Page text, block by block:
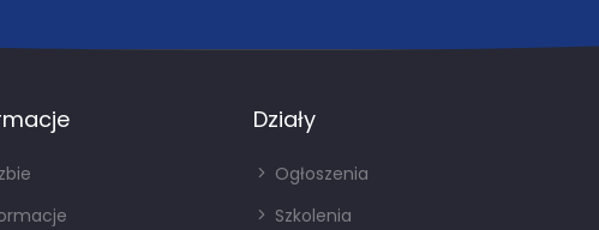
Działy
Ogłoszenia
Szkolenia